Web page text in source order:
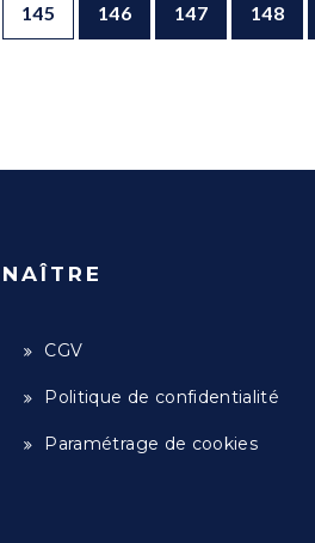
145 146 147 148
CGV
Politique de confidentialité
Paramétrage de cookies